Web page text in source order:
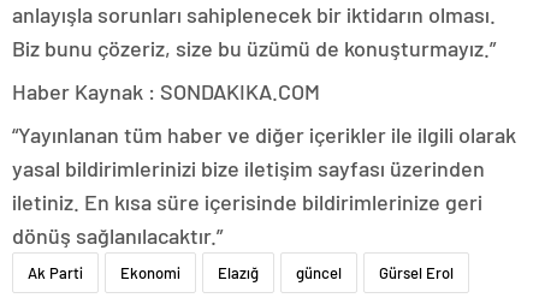
anlayışla sorunları sahiplenecek bir iktidarın olması.
Biz bunu çözeriz, size bu üzümü de konuşturmayız.”
Haber Kaynak : SONDAKIKA.COM
“Yayınlanan tüm haber ve diğer içerikler ile ilgili olarak
yasal bildirimlerinizi bize iletişim sayfası üzerinden
iletiniz. En kısa süre içerisinde bildirimlerinize geri
dönüş sağlanılacaktır.”
Ak Parti Ekonomi Elazığ güncel Gürsel Erol